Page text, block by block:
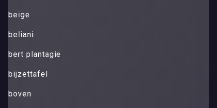
beige
beliani
bert plantagie
bijzettafel
boven